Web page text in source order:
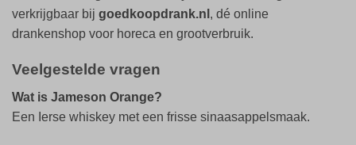
verkrijgbaar bij goedkoopdrank.nl , dé online
drankenshop voor horeca en grootverbruik.
Veelgestelde vragen
Wat is Jameson Orange?
Een Ierse whiskey met een frisse sinaasappelsmaak.